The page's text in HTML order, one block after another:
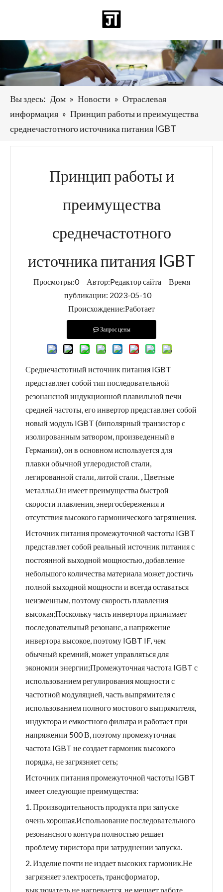
Deutsch
Español
العربية
Вы здесь: Дом » Новости » Отраслевая
информация » Принцип работы и преимущества
среднечастотного источника питания IGBT
Принцип работы и
преимущества
среднечастотного
источника питания IGBT
Просмотры:0Автор:Pедактор сайта Время
публикации: 2023-05-10
Происхождение:Работает
Запрос цены
Среднечастотный источник питания IGBT
представляет собой тип последовательной
резонансной индукционной плавильной печи
средней частоты, его инвертор представляет собой
новый модуль IGBT (биполярный транзистор с
изолированным затвором, произведенный в
Германии), он в основном используется для
плавки обычной углеродистой стали,
легированной стали, литой стали. , Цветные
металлы.Он имеет преимущества быстрой
скорости плавления, энергосбережения и
отсутствия высокого гармонического загрязнения.
Источник питания промежуточной частоты IGBT
представляет собой реальный источник питания с
постоянной выходной мощностью, добавление
небольшого количества материала может достичь
полной выходной мощности и всегда оставаться
неизменным, поэтому скорость плавления
высокая;Поскольку часть инвертора принимает
последовательный резонанс, а напряжение
инвертора высокое, поэтому IGBT IF, чем
обычный кремний, может управляться для
экономии энергии;Промежуточная частота IGBT с
использованием регулирования мощности с
частотной модуляцией, часть выпрямителя с
использованием полного мостового выпрямителя,
индуктора и емкостного фильтра и работает при
напряжении 500 В, поэтому промежуточная
частота IGBT не создает гармоник высокого
порядка, не загрязняет сеть;
Источник питания промежуточной частоты IGBT
имеет следующие преимущества:
1. Производительность продукта при запуске
очень хорошая.Использование последовательного
резонансного контура полностью решает
проблему тиристора при затруднении запуска.
2. Изделие почти не издает высоких гармоник.Не
загрязняет электросеть, трансформатор,
выключатель не нагревается, не мешает работе